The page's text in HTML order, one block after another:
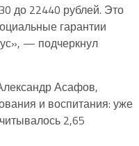
до 22440 рублей. Это
гарантии
— подчеркнул
Асафов,
и воспитания: уже
2,65